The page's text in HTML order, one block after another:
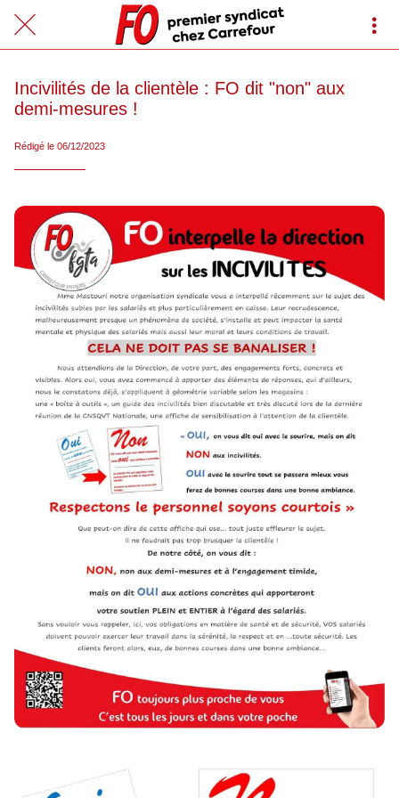
Incivilités de la clientèle : FO dit "non" aux
demi-mesures !
Rédigé le 06/12/2023